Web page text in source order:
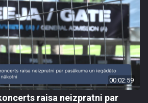
00:02:59
raisa neizpratni par